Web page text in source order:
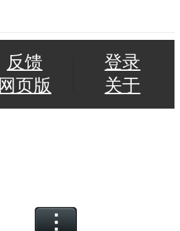
反馈
网页版
登录
关于